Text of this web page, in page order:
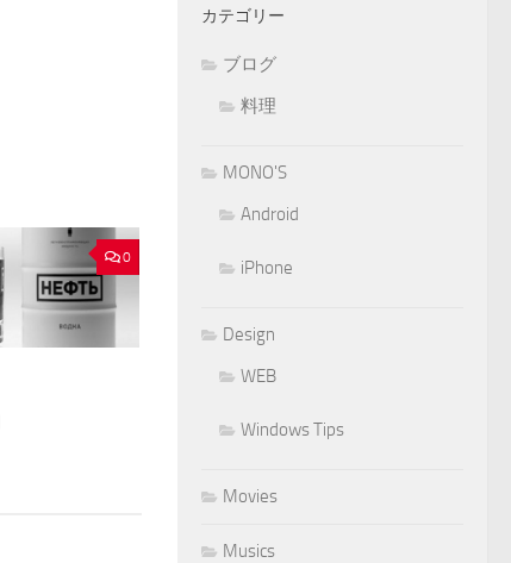
0
カテゴリー
ブログ
料理
MONO'S
Android
iPhone
Design
WEB
Windows Tips
Movies
Musics